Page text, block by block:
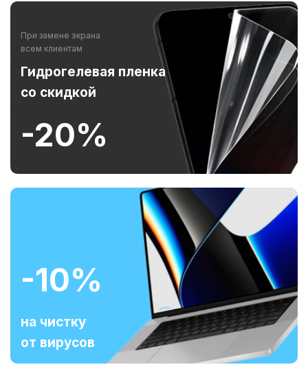
При замене экрана
всем клиентам
Гидрогелевая пленка
со скидкой
-20%
-10%
на чистку
от вирусов